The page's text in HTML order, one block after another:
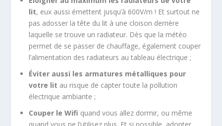
lit, eux aussi émettent jusqu’à 600V/m ! Et surtout ne
pas adosser la tête du lit à une cloison derrière
laquelle se trouve un radiateur. Dès que la météo
permet de se passer de chauffage, également couper
l’alimentation des radiateurs au tableau électrique ;
Éviter aussi les armatures métalliques pour
votre lit au risque de capter toute la pollution
électrique ambiante ;
Couper le Wifi quand vous allez dormir, ou même